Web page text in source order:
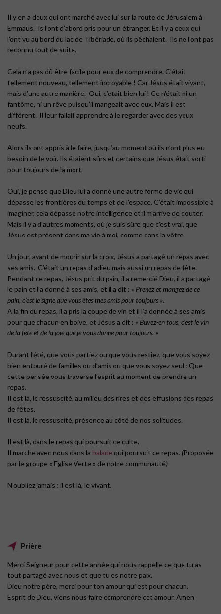
Il y en a deux qui ont marché avec lui sur la route de Jérusalem à
Emmaüs. Ils l’ont d’abord pris pour un étranger. Et il y a ceux qui
l’ont vu au bord du lac de Tibériade, où ils pêchaient. Ils ne l’ont pas
reconnu tout de suite.
Cela n’a pas dû être facile pour eux de comprendre. C’était
tellement nouveau, tellement incroyable ! Car Jésus était vivant,
mais d’une autre manière. Oui, c’était bien lui ! Ce n’était ni un
fantôme, ni un rêve puisqu’il mangeait avec eux. Mais il est
différent. Il leur fallait apprendre à le regarder avec des yeux
neufs.
Alors ils ont appris à le faire, jusqu’au moment où ils n’ont plus eu
besoin de le voir. Ils étaient sûrs et certains que Jésus était sorti
pour toujours de la mort.
Oui, je pense que Dieu lui a donné une autre forme de vie qui
dépasse les frontières du temps et de l’espace. C’était impossible à
imaginer, cela dépasse notre intelligence et il m’arrive de douter.
Mais il y a d’autres moments, où je suis sûre que c’est vrai, que
Jésus est présent dans ma vie à moi, comme dans la vôtre.
Un jour, avant de mourir sur la croix, Jésus a partagé un repas avec
ses amis. C’était un repas d’adieu mais aussi un repas de fête.
Pendant ce repas, Jésus prit du pain, il a remercié Dieu, il a partagé
le pain et l’a donné à ses amis, et il a dit : « Prenez et mangez de ce
pain, c’est le signe que vous êtes mes amis pour toujours ».
A la fin du repas, il a pris la coupe de vin et il l’a donnée à ses amis
pour que chacun en boive, et Jésus a dit : « Buvez-en tous, c’est le vin
de la fête et de la joie que je vous donne pour toujours. »
Durant l’été, que vous partiez ou que vous restiez, que vous soyez
bien entouré de familles ou d’amis ou que vous soyez seul : Que
cette pensée vous traverse l’esprit au moment de prendre un
repas.
Il est là, le ressuscité, au milieu des rires et des effusions des repas
de fêtes.
Il est là, le ressuscité, présence au côté de nos solitudes.
Il est là, dans le repas qui poursuit ce culte.
Il marche avec nous dans la balade qui poursuit ce repas. (Proposée
par le groupe « Eglise Verte » de notre communauté)
N’oubliez jamais : il est là, le vivant.
Prière
Merci Seigneur pour cette année qui nous rappelle ce que tu as
tout partagé avec nous et que tu es notre paix.
Dieu notre père, merci pour ton amour qui est pour chacun.
Esprit de Dieu, viens nous faire comprendre cet amour. Amen